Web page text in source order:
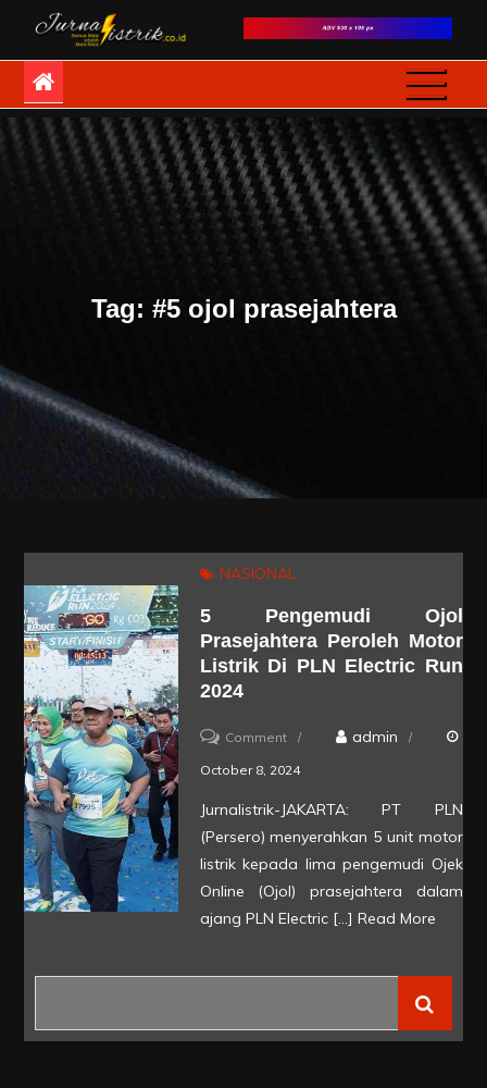
contentJurnaListrik
Semua Mata adalah
Mata-Mata
Tag: #5 ojol prasejahtera
NASIONAL
5 Pengemudi Ojol
Prasejahtera Peroleh Motor
Listrik Di PLN Electric Run
2024
Commenton
5
Prasejahtera
Peroleh
Motor
di
Electric
admin
October 8, 2024
Jurnalistrik-JAKARTA: PT PLN
(Persero) menyerahkan 5 unit motor
listrik kepada lima pengemudi Ojek
Online (Ojol) prasejahtera dalam
ajang PLN Electric […] Read More